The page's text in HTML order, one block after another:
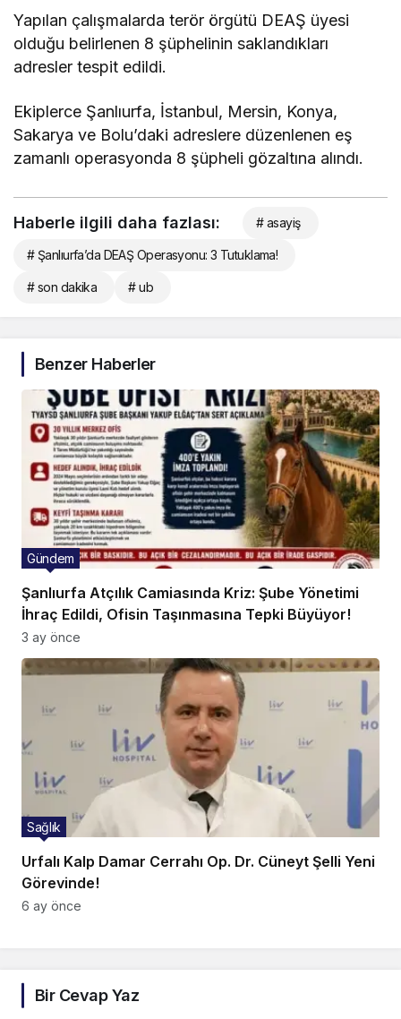
Yapılan çalışmalarda terör örgütü DEAŞ üyesi
olduğu belirlenen 8 şüphelinin saklandıkları
adresler tespit edildi.
Ekiplerce Şanlıurfa, İstanbul, Mersin, Konya,
Sakarya ve Bolu’daki adreslere düzenlenen eş
zamanlı operasyonda 8 şüpheli gözaltına alındı.
Haberle ilgili daha fazlası: # asayiş
# Şanlıurfa’da DEAŞ Operasyonu: 3 Tutuklama!
# son dakika # ub
Benzer Haberler
Şanlıurfa Atçılık Camiasında Kriz: Şube Yönetimi
İhraç Edildi, Ofisin Taşınmasına Tepki Büyüyor!
Gündem
3 ay önce
Urfalı Kalp Damar Cerrahı Op. Dr. Cüneyt Şelli Yeni
Görevinde!
Sağlık
6 ay önce
Bir Cevap Yaz